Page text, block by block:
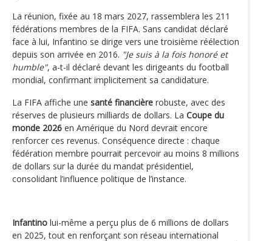
La réunion, fixée au 18 mars 2027, rassemblera les 211
fédérations membres de la FIFA. Sans candidat déclaré
face à lui, Infantino se dirige vers une troisième réélection
depuis son arrivée en 2016. "Je suis à la fois honoré et
humble", a-t-il déclaré devant les dirigeants du football
mondial, confirmant implicitement sa candidature.
La FIFA affiche une santé financière robuste, avec des
réserves de plusieurs milliards de dollars. La Coupe du
monde 2026 en Amérique du Nord devrait encore
renforcer ces revenus. Conséquence directe : chaque
fédération membre pourrait percevoir au moins 8 millions
de dollars sur la durée du mandat présidentiel,
consolidant l’influence politique de l’instance.
Infantino lui-même a perçu plus de 6 millions de dollars
en 2025, tout en renforçant son réseau international